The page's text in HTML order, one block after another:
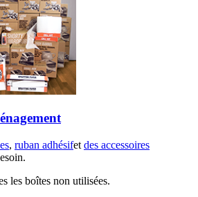
, ruban adhésifet des accessoires
les boîtes non utilisées.